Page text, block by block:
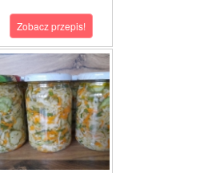
Zobacz przepis!